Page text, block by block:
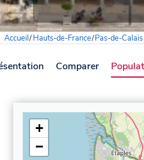
Accueil/Hauts-de-France/Pas-de-Calais
Comparer
+
−